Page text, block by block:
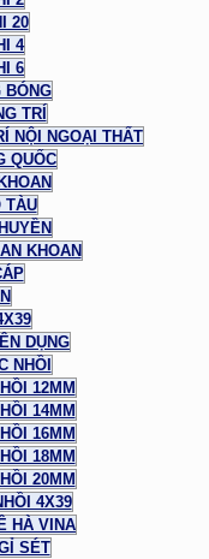
20
4
6
BÓNG
TRÍ
NỘI NGOẠI THẤT
QUỐC
TÀU
KHOAN
DỤNG
NHỒI
12MM
14MM
16MM
18MM
20MM
4X39
HÀ VINA
SÉT